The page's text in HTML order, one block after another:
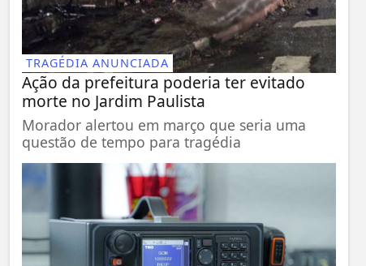
TRAGÉDIA ANUNCIADA
Ação da prefeitura poderia ter evitado
morte no Jardim Paulista
Morador alertou em março que seria uma
questão de tempo para tragédia